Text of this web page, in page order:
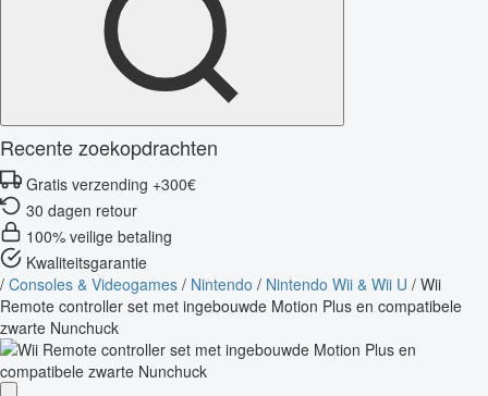
Recente zoekopdrachten
Gratis verzending +300€
30 dagen retour
100% veilige betaling
Kwaliteitsgarantie
/ Consoles & Videogames / Nintendo / Nintendo Wii & Wii U / Wii
Remote controller set met ingebouwde Motion Plus en compatibele
zwarte Nunchuck